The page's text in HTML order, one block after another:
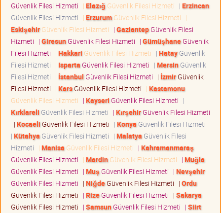
Güvenlik Filesi Hizmeti | Elazığ Güvenlik Filesi Hizmeti | Erzincan
Güvenlik Filesi Hizmeti | ErzurumGüvenlik Filesi Hizmeti |
EskişehirGüvenlik Filesi Hizmeti | GaziantepGüvenlik Filesi
Hizmeti | GiresunGüvenlik Filesi Hizmeti | GümüşhaneGüvenlik
Filesi Hizmeti | Hakkari Güvenlik Filesi Hizmeti | HatayGüvenlik
Filesi Hizmeti | Isparta Güvenlik Filesi Hizmeti | MersinGüvenlik
Filesi Hizmeti | İstanbul Güvenlik Filesi Hizmeti | İzmirGüvenlik
Filesi Hizmeti | KarsGüvenlik Filesi Hizmeti | Kastamonu
Güvenlik Filesi Hizmeti | Kayseri Güvenlik Filesi Hizmeti |
Kırklareli Güvenlik Filesi Hizmeti | KırşehirGüvenlik Filesi Hizmeti
| Kocaeli Güvenlik Filesi Hizmeti | Konya Güvenlik Filesi Hizmeti
| Kütahya Güvenlik Filesi Hizmeti | Malatya Güvenlik Filesi
Hizmeti | Manisa Güvenlik Filesi Hizmeti | Kahramanmaraş
Güvenlik Filesi Hizmeti | MardinGüvenlik Filesi Hizmeti | Muğla
Güvenlik Filesi Hizmeti | Muş Güvenlik Filesi Hizmeti | Nevşehir
Güvenlik Filesi Hizmeti | NiğdeGüvenlik Filesi Hizmeti | Ordu
Güvenlik Filesi Hizmeti | RizeGüvenlik Filesi Hizmeti | Sakarya
Güvenlik Filesi Hizmeti | SamsunGüvenlik Filesi Hizmeti | Siirt